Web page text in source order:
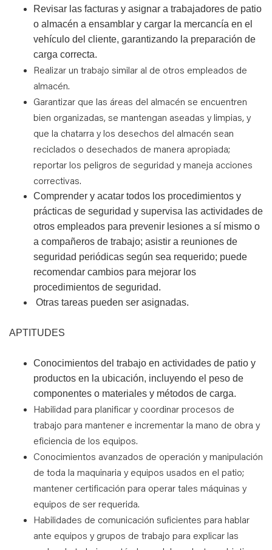
Revisar las facturas y asignar a trabajadores de patio
o almacén a ensamblar y cargar la mercancía en el
vehículo del cliente, garantizando la preparación de
carga correcta.
Realizar un trabajo similar al de otros empleados de
almacén.
Garantizar que las áreas del almacén se encuentren
bien organizadas, se mantengan aseadas y limpias, y
que la chatarra y los desechos del almacén sean
reciclados o desechados de manera apropiada;
reportar los peligros de seguridad y maneja acciones
correctivas.
Comprender y acatar todos los procedimientos y
prácticas de seguridad y supervisa las actividades de
otros empleados para prevenir lesiones a sí mismo o
a compañeros de trabajo; asistir a reuniones de
seguridad periódicas según sea requerido; puede
recomendar cambios para mejorar los
procedimientos de seguridad.
Otras tareas pueden ser asignadas.
APTITUDES
Conocimientos del trabajo en actividades de patio y
productos en la ubicación, incluyendo el peso de
componentes o materiales y métodos de carga.
Habilidad para planificar y coordinar procesos de
trabajo para mantener e incrementar la mano de obra y
eficiencia de los equipos.
Conocimientos avanzados de operación y manipulación
de toda la maquinaria y equipos usados en el patio;
mantener certificación para operar tales máquinas y
equipos de ser requerida.
Habilidades de comunicación suficientes para hablar
ante equipos y grupos de trabajo para explicar las